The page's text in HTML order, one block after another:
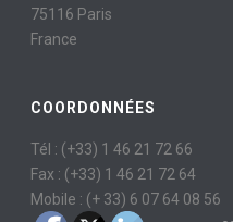
75116 Paris
France
COORDONNÉES
Tél : (+33) 1 46 21 72 66
Fax : (+33) 1 46 21 72 64
Mobile : (+ 33) 6 07 64 08 56